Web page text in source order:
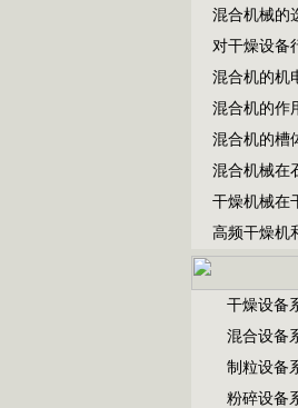
混合机械的
对干燥设备
混合机的机
混合机的作
混合机的槽
混合机械在
干燥机械在
高频干燥机
干燥设备
混合设备
制粒设备
粉碎设备